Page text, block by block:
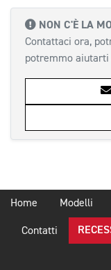
NON C'È LA
Contattaci ora,
potremmo aiutarti
Home Modelli
Contatti